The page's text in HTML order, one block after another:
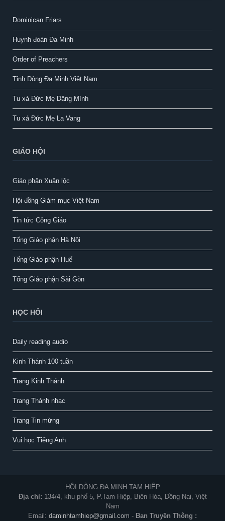
Dominican Friars
Huynh đoàn Đa Minh
Order of Preachers
Tỉnh Dòng Đa Minh Việt Nam
Tu xá Đức Mẹ Dâng Mình
Tu xá Đức Mẹ La Vang
GIÁO HỘI
Giáo phận Xuân lộc
Hội đồng Giám mục Việt Nam
Tin tức Công Giáo
Tổng Giáo phận Hà Nội
Tổng Giáo phận Huế
Tổng Giáo phận Sài Gòn
HỌC HỎI
Daily reading audio
Kinh Thánh 100 tuần
Trang Kinh Thánh
Trang Thánh nhạc
Trang Tin mừng
Vui học Tiếng Anh
HỘI DÒNG ĐA MINH TAM HIỆP
Địa chỉ: 134/4, khu phố 5, P.Tam Hiệp, Biên Hòa, Đồng Nai, Việt
Nam
Email: daminhtamhiep@gmail.com - Ban Truyền Thông :